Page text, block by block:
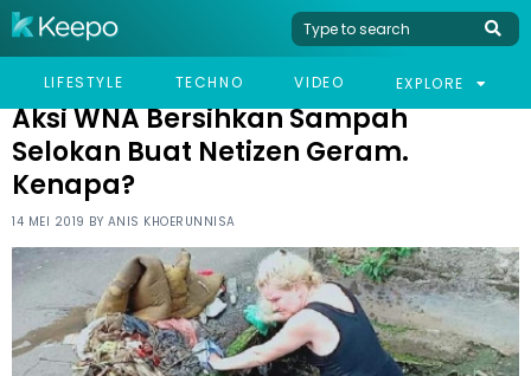
LIFESTYLE TECHNO VIDEO EXPLORE
HOME VIRAL
AKSI WNA BERSIHKAN SAMPAH SELOKAN BUAT NETIZEN GERAM.
Aksi WNA Bersihkan Sampah
Selokan Buat Netizen Geram.
Kenapa?
14 MEI 2019 BY ANIS KHOERUNNISA